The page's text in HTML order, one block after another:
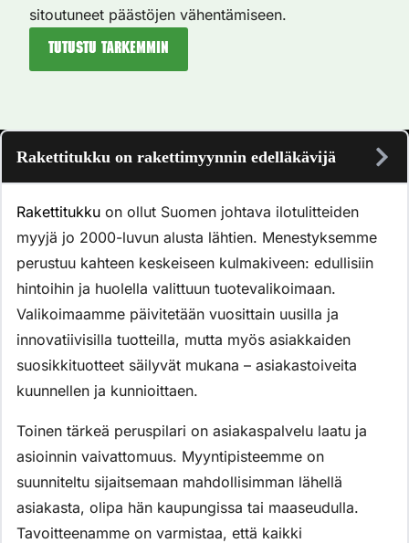
sitoutuneet päästöjen vähentämiseen.
Tutustu tarkemmin
Rakettitukku on rakettimyynnin edelläkävijä
Rakettitukku on ollut Suomen johtava ilotulitteiden
myyjä jo 2000-luvun alusta lähtien. Menestyksemme
perustuu kahteen keskeiseen kulmakiveen: edullisiin
hintoihin ja huolella valittuun tuotevalikoimaan.
Valikoimaamme päivitetään vuosittain uusilla ja
innovatiivisilla tuotteilla, mutta myös asiakkaiden
suosikkituotteet säilyvät mukana – asiakastoiveita
kuunnellen ja kunnioittaen.
Toinen tärkeä peruspilari on asiakaspalvelu laatu ja
asioinnin vaivattomuus. Myyntipisteemme on
suunniteltu sijaitsemaan mahdollisimman lähellä
asiakasta, olipa hän kaupungissa tai maaseudulla.
Tavoitteenamme on varmistaa, että kaikki